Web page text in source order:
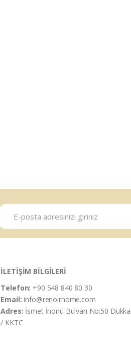
İLETİŞİM BİLGİLERİ
Telefon: +90 548 840 80 30
Email:info@renoirhome.com
Adres: İsmet İnonü Bulvarı No:50
/ KKTC